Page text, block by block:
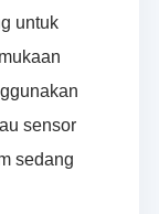
untuk
sensor
sedang